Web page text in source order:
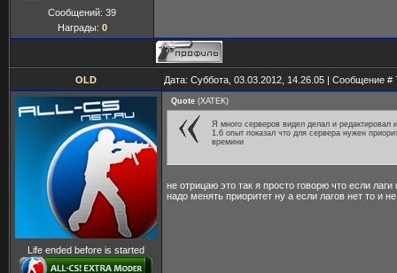
Сообщений: 39
Награды: 0
OLD Дата: Суббота, 03.03.2012, 14.26.05 | Сообщение #
Life ended before is started
Quote (XATEK)
Я много серверов видел делал и редактировал
1.6 опыт показал что для сервера нужен
времини
не отрицаю это так я просто говорю что если лаги
надо менять приоритет ну а если лагов нет то и